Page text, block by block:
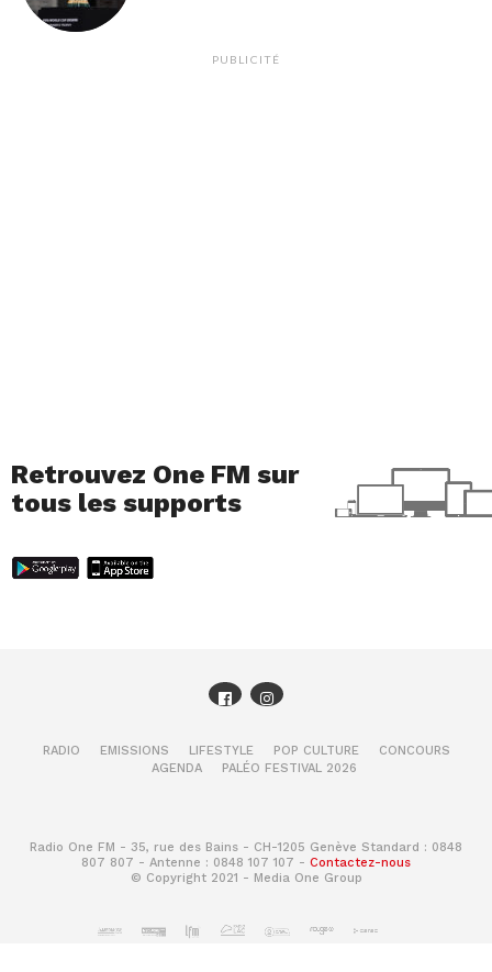
PUBLICITÉ
Retrouvez One FM sur
tous les supports
RADIO EMISSIONS LIFESTYLE POP CULTURE
CONCOURS
AGENDA
PALÉO FESTIVAL 2026
Radio One FM - 35, rue des Bains - CH-1205 Genève Standard : 0848
807 807 - Antenne : 0848 107 107 - Contactez-nous
© Copyright 2021 - Media One Group